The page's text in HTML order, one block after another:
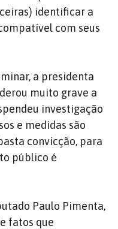
identificar a
com seus
a presidenta
muito grave a
investigação
e medidas são
convicção, para
público é
Paulo Pimenta,
fatos que